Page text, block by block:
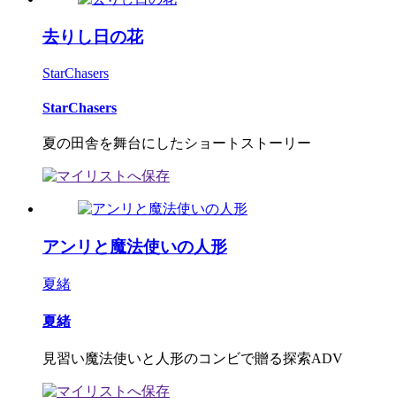
去りし日の花
StarChasers
StarChasers
夏の田舎を舞台にしたショートストーリー
アンリと魔法使いの人形
夏緒
夏緒
見習い魔法使いと人形のコンビで贈る探索ADV